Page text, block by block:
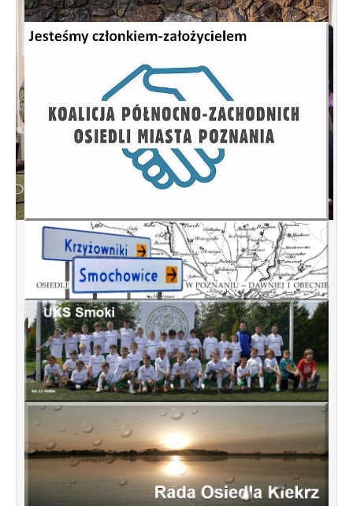
Konsultacje dotyczące terenu
Smochowice Południe w rejonie ulic
położonych pomiędzy Wejherowską,
Starogardzką, Pniewską, Pelplińską.